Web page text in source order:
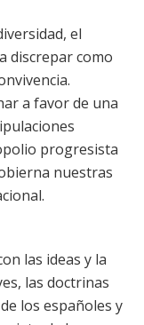
el
discrepar como
a favor de una
progresista
nuestras
las ideas y la
las doctrinas
los españoles y